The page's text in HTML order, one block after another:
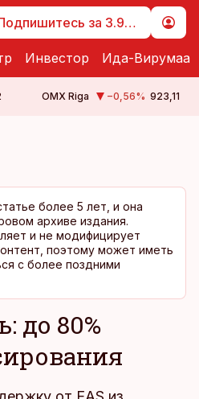
Подпишитесь за 3.99 €
Инвестор Ида-Вирумаа
OMX Riga −0,56% 923,11
более 5 лет, и она
архиве издания.
и не модифицирует
поэтому может иметь
с более поздними
до 80%